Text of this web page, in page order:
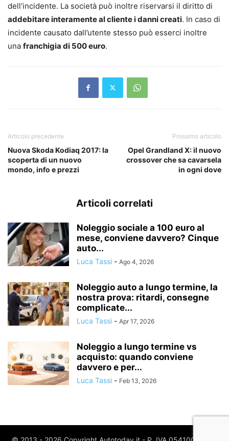
dell’incidente. La società può inoltre riservarsi il diritto di
addebitare interamente al cliente i danni creati. In caso di
incidente causato dall’utente stesso può esserci inoltre
una franchigia di 500 euro.
Articolo precedente
Nuova Skoda Kodiaq 2017: la
scoperta di un nuovo
mondo, info e prezzi
Prossimo articolo
Opel Grandland X: il nuovo
crossover che sa cavarsela
in ogni dove
Articoli correlati
Noleggio sociale a 100 euro al
mese, conviene davvero? Cinque
auto...
Luca Tassi - Ago 4, 2026
Noleggio auto a lungo termine, la
nostra prova: ritardi, consegne
complicate...
Luca Tassi - Apr 17, 2026
Noleggio a lungo termine vs
acquisto: quando conviene
davvero e per...
Luca Tassi - Feb 13, 2026